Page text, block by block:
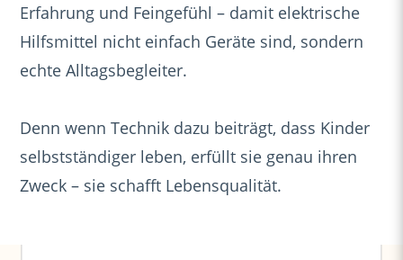
Erfahrung und Feingefühl – damit elektrische
Hilfsmittel nicht einfach Geräte sind, sondern
echte Alltagsbegleiter.
Denn wenn Technik dazu beiträgt, dass Kinder
selbstständiger leben, erfüllt sie genau ihren
Zweck – sie schafft Lebensqualität.
N
a
e
T
e
o
n
E
M
a
i
N
a
r